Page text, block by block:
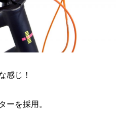
感じ！
ーを採用。